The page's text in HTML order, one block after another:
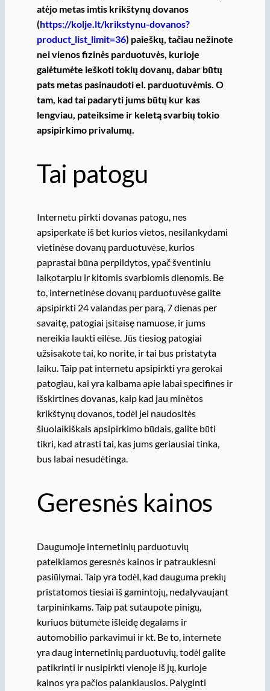
atėjo metas imtis krikštynų dovanos
(https://kolje.lt/krikstynu-dovanos?
product_list_limit=36) paieškų, tačiau nežinote
nei vienos fizinės parduotuvės, kurioje
galėtumėte ieškoti tokių dovanų, dabar būtų
pats metas pasinaudoti el. parduotuvėmis. O
tam, kad tai padaryti jums būtų kur kas
lengviau, pateiksime ir keletą svarbių tokio
apsipirkimo privalumų.
Tai patogu
Internetu pirkti dovanas patogu, nes
apsiperkate iš bet kurios vietos, nesilankydami
vietinėse dovanų parduotuvėse, kurios
paprastai būna perpildytos, ypač šventiniu
laikotarpiu ir kitomis svarbiomis dienomis. Be
to, internetinėse dovanų parduotuvėse galite
apsipirkti 24 valandas per parą, 7 dienas per
savaitę, patogiai įsitaisę namuose, ir jums
nereikia laukti eilėse. Jūs tiesiog patogiai
užsisakote tai, ko norite, ir tai bus pristatyta
laiku. Taip pat internetu apsipirkti yra gerokai
patogiau, kai yra kalbama apie labai specifines ir
išskirtines dovanas, kaip kad jau minėtos
krikštynų dovanos, todėl jei naudositės
šiuolaikiškais apsipirkimo būdais, galite būti
tikri, kad atrasti tai, kas jums geriausiai tinka,
bus labai nesudėtinga.
Geresnės kainos
Daugumoje internetinių parduotuvių
pateikiamos geresnės kainos ir patrauklesni
pasiūlymai. Taip yra todėl, kad dauguma prekių
pristatomos tiesiai iš gamintojų, nedalyvaujant
tarpininkams. Taip pat sutaupote pinigų,
kuriuos būtumėte išleidę degalams ir
automobilio parkavimui ir kt. Be to, internete
yra daug internetinių parduotuvių, todėl galite
patikrinti ir nusipirkti vienoje iš jų, kurioje
kainos yra pačios palankiausios. Palyginti